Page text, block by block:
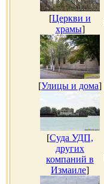
[Церкви и
храмы]
[Улицы и дома]
[Суда УДП,
других
компаний в
Измаиле]